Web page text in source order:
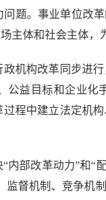
题。事业单位改
体和社会主体，
构改革同步进行
益目标和企业
程中建立法定机
改革动力”和“
督机制、竞争